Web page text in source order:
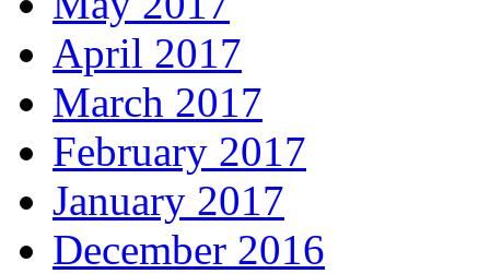
April 2017
March 2017
February 2017
January 2017
December 2016